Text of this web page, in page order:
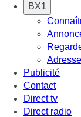
BX1
Adresse
Publicité
Contact
Direct tv
Direct radio